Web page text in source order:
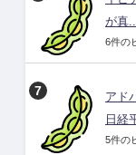
が真
6件の
アド
日経
5件の